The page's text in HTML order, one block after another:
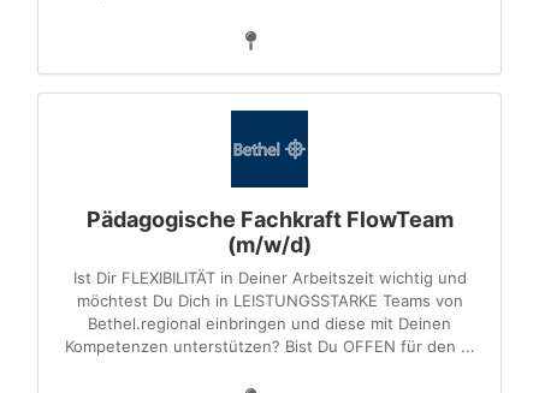
Pädagogische Fachkraft FlowTeam
(m/w/d)
Ist Dir FLEXIBILITÄT in Deiner Arbeitszeit wichtig und
möchtest Du Dich in LEISTUNGSSTARKE Teams von
Bethel.regional einbringen und diese mit Deinen
Kompetenzen unterstützen? Bist Du OFFEN für den ...